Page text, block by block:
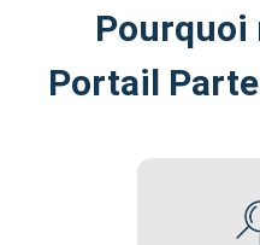
Pourquoi
Portail